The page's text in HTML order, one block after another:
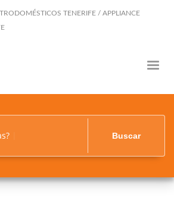
TENERIFE / APPLIANCE
Buscar